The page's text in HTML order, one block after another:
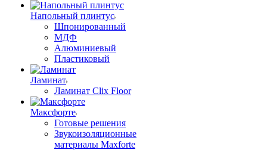
Напольный плинтус
Шпонированный
МДФ
Алюминиевый
Пластиковый
Ламинат
Ламинат Clix Floor
Максфорте
Готовые решения
Звукоизоляционные
материалы Maxforte